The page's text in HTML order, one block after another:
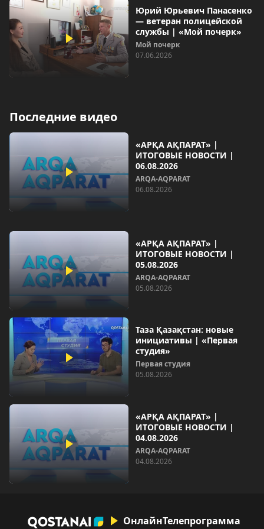
Юрий Юрьевич Панасенко
— ветеран полицейской
службы | «Мой почерк»
Мой почерк
07.06.2026
Последние видео
«АРҚА АҚПАРАТ» |
ИТОГОВЫЕ НОВОСТИ |
06.08.2026
ARQA-AQPARAT
06.08.2026
«АРҚА АҚПАРАТ» |
ИТОГОВЫЕ НОВОСТИ |
05.08.2026
ARQA-AQPARAT
05.08.2026
Таза Қазақстан: новые
инициативы | «Первая
студия»
Первая студия
05.08.2026
«АРҚА АҚПАРАТ» |
ИТОГОВЫЕ НОВОСТИ |
04.08.2026
ARQA-AQPARAT
04.08.2026
ОнлайнТелепрограмма